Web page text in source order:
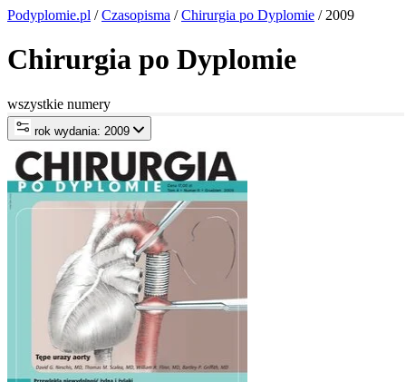
Podyplomie.pl /Czasopisma /Chirurgia po Dyplomie / 2009
Chirurgia po Dyplomie
wszystkie numery
rok wydania: 2009